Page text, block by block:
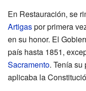
En Restauración, se
Artigaspor primera
en su honor. El
país hasta 1851,
Sacramento. Tenía
aplicaba la